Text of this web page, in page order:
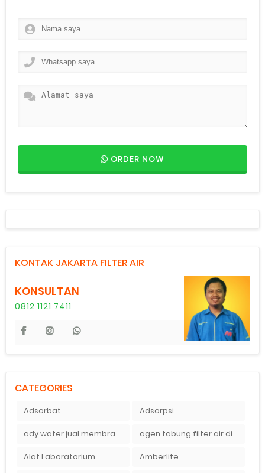
ORDER NOW
KONTAK JAKARTA FILTER AIR
KONSULTAN
0812 1121 7411
CATEGORIES
Adsorbat Adsorpsi
ady water jual membran ro 2000 gpd harganya sangat murah agen tabung filter air di bandung
Alat Laboratorium Amberlite